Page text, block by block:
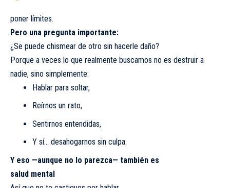
poner límites.
Pero una pregunta importante:
¿Se puede chismear de otro sin hacerle daño?
Porque a veces lo que realmente buscamos no es destruir a
nadie, sino simplemente:
Hablar para soltar,
Reírnos un rato,
Sentirnos entendidas,
Y sí… desahogarnos sin culpa.
Y eso —aunque no lo parezca— también es
salud mental